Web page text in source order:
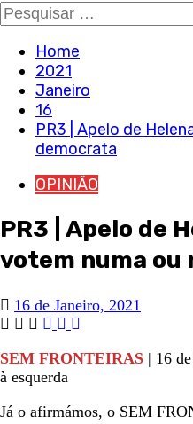
Pesquisar
por:
Home
2021
Janeiro
16
PR3 | Apelo de
democrata
OPINIÃO
PR3 | Apelo de
votem numa ou
16 de Janeiro, 2021
SEM FRONTEIRAS | 16
à esquerda
Já o afirmámos, o SEM